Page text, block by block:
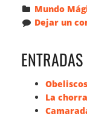
Mundo
Dejar un
La